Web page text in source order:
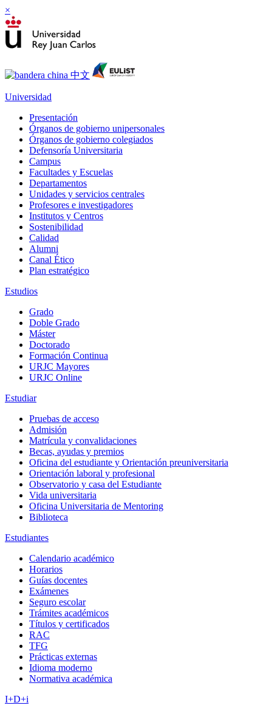
×
Universidad
Presentación
Órganos de gobierno unipersonales
Órganos de gobierno colegiados
Defensoría Universitaria
Campus
Facultades y Escuelas
Departamentos
Unidades y servicios centrales
Profesores e investigadores
Institutos y Centros
Sostenibilidad
Calidad
Alumni
Canal Ético
Plan estratégico
Estudios
Grado
Doble Grado
Máster
Doctorado
Formación Continua
URJC Mayores
URJC Online
Estudiar
Pruebas de acceso
Admisión
Matrícula y convalidaciones
Becas, ayudas y premios
Oficina del estudiante y Orientación preuniversitaria
Orientación laboral y profesional
Observatorio y casa del Estudiante
Vida universitaria
Oficina Universitaria de Mentoring
Biblioteca
Estudiantes
Calendario académico
Horarios
Guías docentes
Exámenes
Seguro escolar
Trámites académicos
Títulos y certificados
RAC
TFG
Prácticas externas
Idioma moderno
Normativa académica
I+D+i